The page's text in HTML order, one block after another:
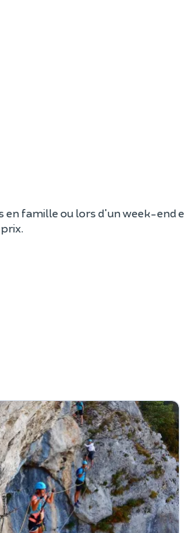
en famille ou lors d'un week-